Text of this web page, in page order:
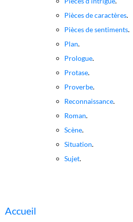
Pièces de caractères.
Pièces de sentiments.
Plan.
Prologue.
Protase.
Proverbe.
Reconnaissance.
Roman.
Scène.
Situation.
Sujet.
Accueil